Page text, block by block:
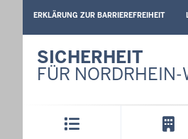
SPRACHEN
ERKLÄRUNG ZUR BARRIEREFREIHEIT
SICHERHEIT
FÜR
Hauptmenü